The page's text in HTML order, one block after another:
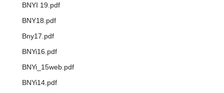
BNYI 19.pdf
BNY18.pdf
Bny17.pdf
BNYi16.pdf
BNYi_15web.pdf
BNYi14.pdf